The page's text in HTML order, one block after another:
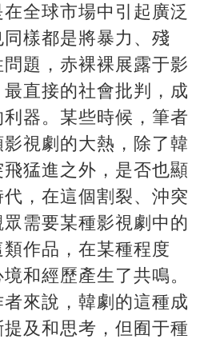
全球市場中引起廣泛
樣都是將暴力、殘
題，赤裸裸展露于影
直接的社會批判，成
器。某些時候，筆者
視劇的大熱，除了韓
猛進之外，是否也顯
，在這個割裂、沖突
需要某種影視劇中的
作品，在某種程度
和經歷產生了共鳴。
來說，韓劇的這種成
及和思考，但囿于種